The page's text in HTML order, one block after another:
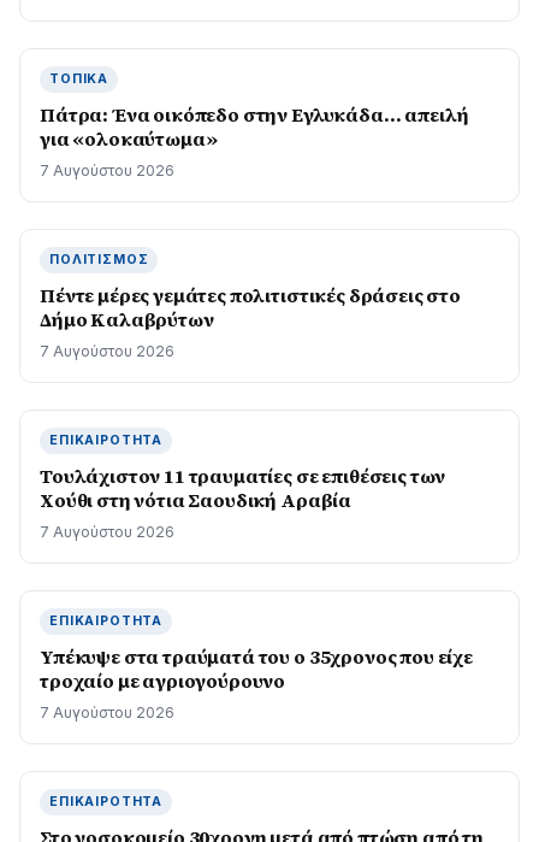
ΤΟΠΙΚΆ
Πάτρα: Ένα οικόπεδο στην Εγλυκάδα… απειλή
για «ολοκαύτωμα»
7 Αυγούστου 2026
ΠΟΛΙΤΙΣΜΌΣ
Πέντε μέρες γεμάτες πολιτιστικές δράσεις στο
Δήμο Καλαβρύτων
7 Αυγούστου 2026
ΕΠΙΚΑΙΡΌΤΗΤΑ
Τουλάχιστον 11 τραυματίες σε επιθέσεις των
Χούθι στη νότια Σαουδική Αραβία
7 Αυγούστου 2026
ΕΠΙΚΑΙΡΌΤΗΤΑ
Υπέκυψε στα τραύματά του ο 35χρονος που είχε
τροχαίο με αγριογούρουνο
7 Αυγούστου 2026
ΕΠΙΚΑΙΡΌΤΗΤΑ